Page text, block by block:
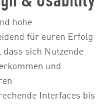
hohe
für euren Erfolg
sich Nutzende
und
Interfaces bis